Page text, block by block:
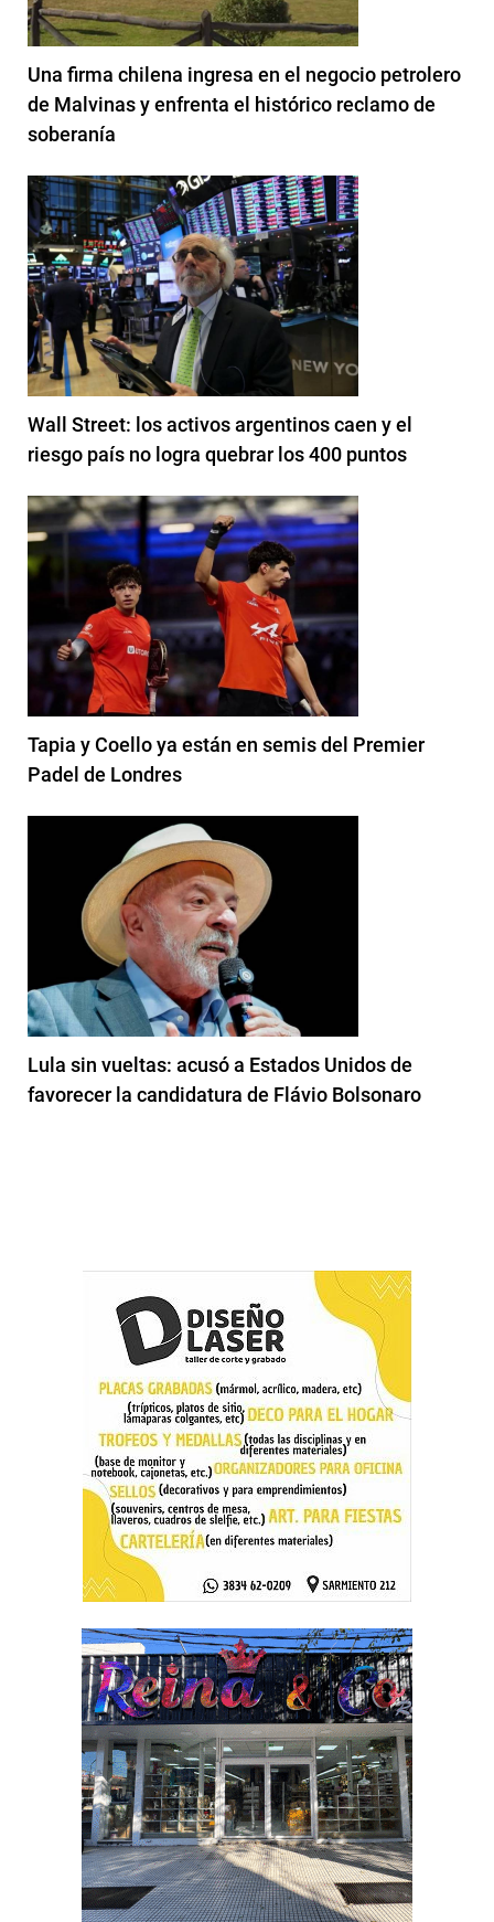
Una firma chilena ingresa en el negocio petrolero
de Malvinas y enfrenta el histórico reclamo de
soberanía
Wall Street: los activos argentinos caen y el
riesgo país no logra quebrar los 400 puntos
Tapia y Coello ya están en semis del Premier
Padel de Londres
Lula sin vueltas: acusó a Estados Unidos de
favorecer la candidatura de Flávio Bolsonaro